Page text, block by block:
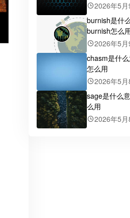
2026年5月
burnish是什
burnish怎么
2026年5月
chasm是什
怎么用
2026年5月
sage是什么
么用
2026年5月